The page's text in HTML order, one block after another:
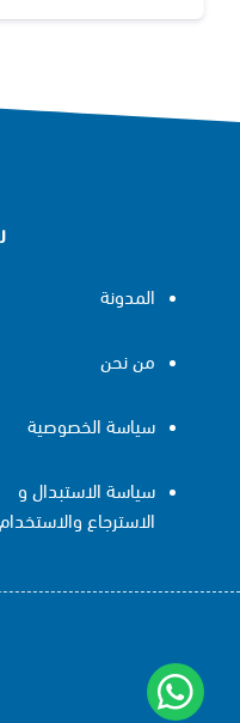
المدونة
من نحن
سياسة الخصوصية
سياسة الاستبدال و
الاسترجاع والاستخدام